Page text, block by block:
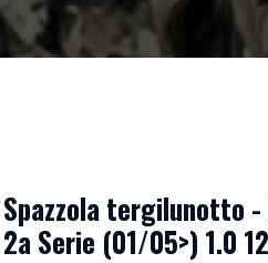
Spazzola tergilunotto -
2a Serie (01/05>) 1.0